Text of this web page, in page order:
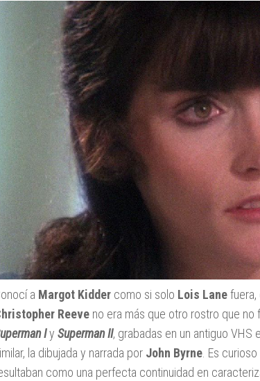
a Margot Kidder como si solo Lois Lanefuera,
Reeve no era más que otro rostro que no
Iy Superman II, grabadas en un antiguo VHS
la dibujada y narrada por John Byrne . Es
como una perfecta continuidad en